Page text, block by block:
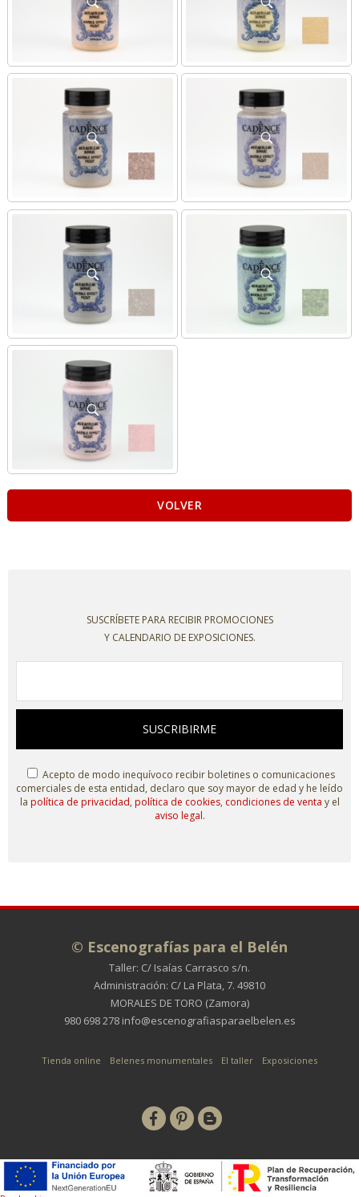
VOLVER
SUSCRÍBETE PARA RECIBIR PROMOCIONES
Y CALENDARIO DE EXPOSICIONES.
SUSCRIBIRME
Acepto de modo inequívoco recibir boletines o comunicaciones
comerciales de esta entidad, declaro que soy mayor de edad y he leído
la política de privacidad, política de cookies, condiciones de venta y el
aviso legal.
© Escenografías para el Belén
Taller: C/ Isaías Carrasco s/n.
Administración: C/ La Plata, 7. 49810
MORALES DE TORO (Zamora)
980 698 278 info@escenografiasparaelbelen.es
Tienda online Belenes monumentales El taller Exposiciones